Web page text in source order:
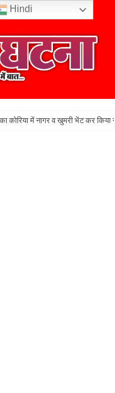
कोरिया में नागर व खुमरी भेंट कर किया
Hindi